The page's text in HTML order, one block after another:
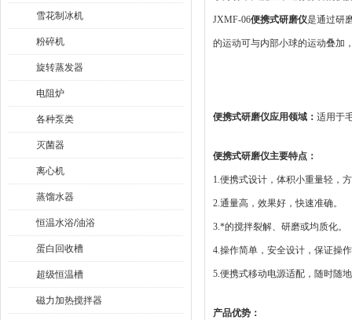
雪花制冰机
粉碎机
旋转蒸发器
电阻炉
各种泵类
灭菌器
离心机
蒸馏水器
恒温水浴/油浴
蛋白回收槽
超级恒温槽
磁力加热搅拌器
JXMF-06便携式研磨仪是通过研
的运动可与内部小球的运动叠加
便携式研磨仪应用领域： 适用于
便携式研磨仪主要特点：
1.便携式设计，体积小重量轻，
2.通量高，效果好，快速准确。
3.*的搅拌裂解、研磨或均质化。
4.操作简单，安全设计，保证操
5.便携式移动电源适配，随时随
产品优势：